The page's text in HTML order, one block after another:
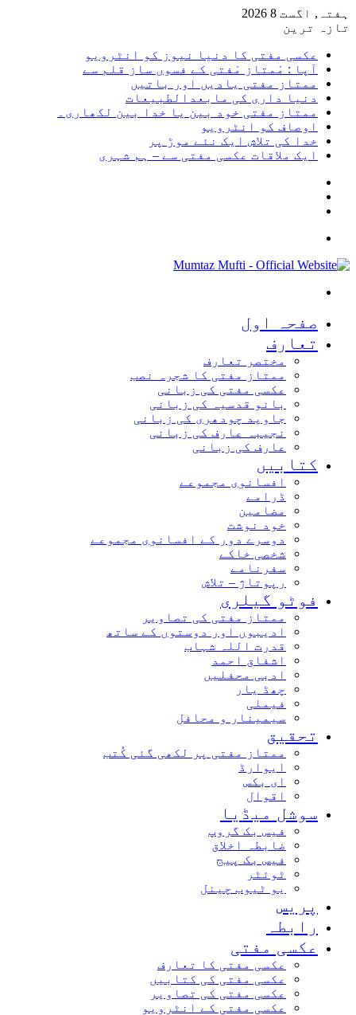
ہفتہ, اگست 8 2026
تازہ ترین
عکسی مفتی کا دنیا نیوز کو انٹرویو
آپا : مْمتاز مْفتی کے فسوں ساز قلم سے
ممتاز مفتی یادیں اور باتیں
دنیا داری کی مابعدالطبیعات
ممتاز مفتی خود بین یا خدا بین لکھاری۔
اوصاف کو انٹرویو
خدا کی تلاش ایک نئے موڑ پر
ایک ملاقات عکسی مفتی سے – ہم شہری
صفحہ اول
تعارف
مختصر تعارف
ممتاز مفتی کا شجرہ نصب
عکسی مفتی کی زبانی
بانو قدسیہ کی زبانی
جاوید چودھری کی زبانی
نجیبہ عارف کی زبانی
عارف کی زبانی
کتابیں
افسانوی مجموعے
ڈرامے
مضامین
خود نوشت
دوسرے دور کے افسانوی مجموعے
شخصی خاکے
سفرنامے
رپوتاژ – تلاش
فوٹو گیلری
ممتاز مفتی کی تصاویر
ادیبوں اور دوستوں کے ساتھ
قدرت اللہ شہاب
اشفاق احمد
ادبی محفلیں
چھڈ یار
فیملی
سیمینار و محافل
تحقیق
ممتاز مفتی پر لکھی گئی کُتب
ایوارڈ
ای بکس
اقوال
سوشل میڈیا
فیس بک گروپ
ضابطہ اخلاق
فیس بک پیج
ٹوئٹر
یو ٹیوب چینل
پریس
رابطہ
عکسی مفتی
عکسی مفتی کا تعارف
عکسی مفتی کی کتابیں
عکسی مفتی کی تصاویر
عکسی مفتی کے انٹرویو